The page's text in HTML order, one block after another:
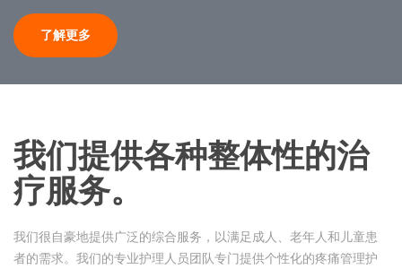
了解更多
我们提供各种整体性的治
疗服务。
我们很自豪地提供广泛的综合服务，以满足成人、老年人和儿童患
者的需求。我们的专业护理人员团队专门提供个性化的疼痛管理护